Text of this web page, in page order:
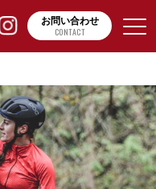
お問い合わせ
CONTACT